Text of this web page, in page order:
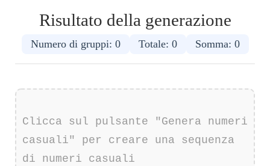
Risultato della generazione
Numero di gruppi: 0 Totale: 0 Somma: 0
Clicca sul pulsante "Genera numeri
casuali" per creare una sequenza
di numeri casuali